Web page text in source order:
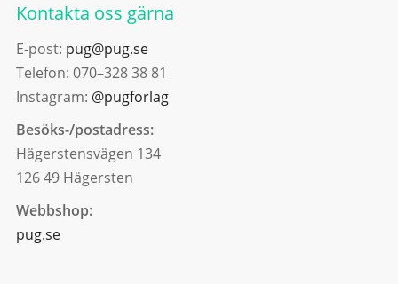
Kontakta oss gärna
E-post: pug@pug.se
Telefon: 070–328 38 81
Instagram: @pugforlag
Besöks-/postadress:
Hägerstensvägen 134
126 49 Hägersten
Webbshop:
pug.se